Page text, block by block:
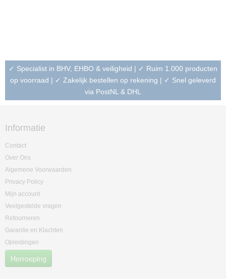
✓ Specialist in BHV, EHBO & veiligheid | ✓ Ruim 1.000 producten
op voorraad | ✓ Zakelijk bestellen op rekening | ✓ Snel geleverd
via PostNL & DHL
Informatie
Contact
Over Ons
Algemene Voorwaarden
Privacy Policy
Mijn account
Veelgestelde vragen
Retourneren
Garantie en Klachten
Opleidingen
Herroeping